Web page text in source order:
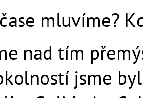
mluvíme?
nad tím
jsme